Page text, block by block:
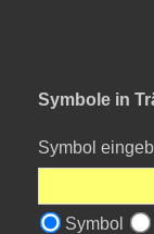
Symbole in
Symbol
Symbol